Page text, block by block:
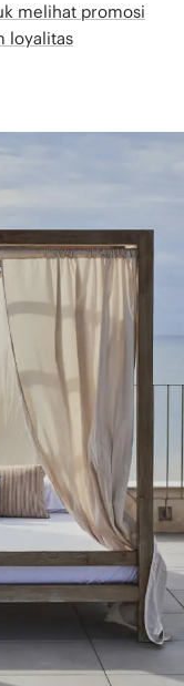
melihat promosi
loyalitas